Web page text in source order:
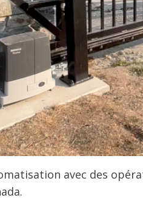
avec des